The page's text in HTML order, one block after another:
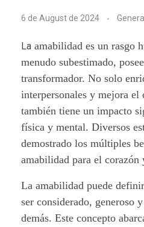
A
m
a
b
i
l
i
d
a
6 de August de 2024 General
La amabilidad es un rasgo
menudo subestimado,
transformador. No solo
interpersonales y mejora
también tiene un impacto
física y mental. Diversos
demostrado los múltiples
amabilidad para el corazón
La amabilidad puede
ser considerado, generoso
demás. Este concepto